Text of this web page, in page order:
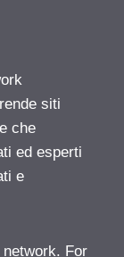
siti
che
ed esperti
e
For